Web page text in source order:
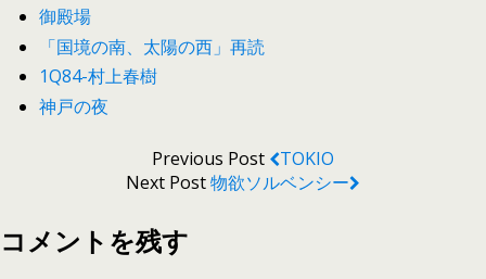
御殿場
「国境の南、太陽の西」再読
1Q84-村上春樹
神戸の夜
Previous Post
TOKIO
Next Post物欲ソルベンシー
コメントを残す